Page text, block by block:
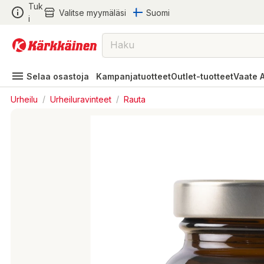
Tuk
i
Valitse myymäläsi Suomi
Selaa osastoja KampanjatuotteetOutlet-tuotteetVaate
Urheilu / Urheiluravinteet / Rauta